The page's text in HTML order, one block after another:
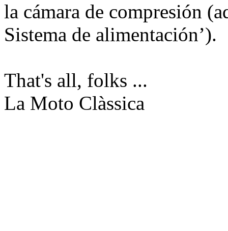
la cámara de compresión
Sistema de alimentación’).
That's all, folks ...
La Moto Clàssica